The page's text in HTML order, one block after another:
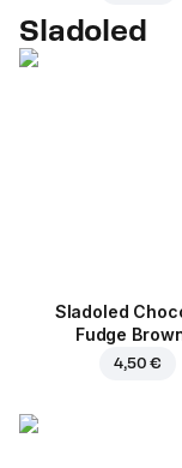
Sladoled
Sladoled
Fudge
4,50 €